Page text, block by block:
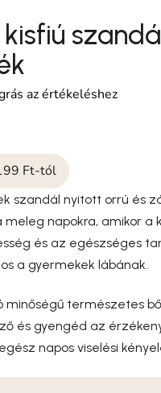
5-ből 0,0 csillag.
az értékeléshez
Ft-tól
szandál nyitott orrú és
meleg napokra, amikor a
és az egészséges
a gyermekek lábának.
minőségű természetes
és gyengéd az
napos viselési